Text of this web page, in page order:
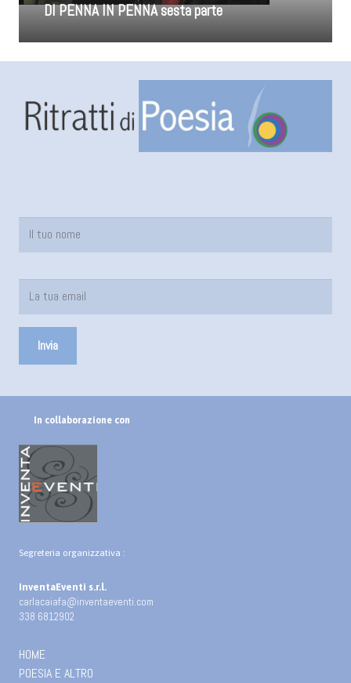
DI PENNA IN PENNA sesta parte
In collaborazione con
Segreteria organizzativa :
InventaEventi s.r.l.
carlacaiafa@inventaeventi.com
338 6812902
HOME
POESIA E ALTRO